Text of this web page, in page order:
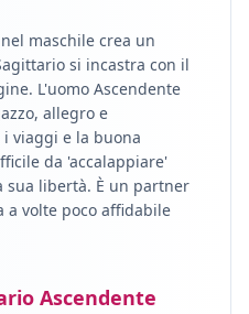
maschile crea un
si incastra con il
. L'uomo Ascendente
allegro e
viaggi e la buona
da 'accalappiare'
sua libertà. È un partner
a volte poco affidabile
Ascendente